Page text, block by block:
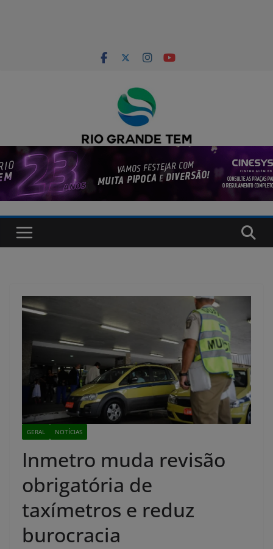
GERAL NOTÍCIAS
Inmetro muda revisão
obrigatória de
taxímetros e reduz
burocracia